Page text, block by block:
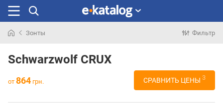
раньше
Зонты Фильтр
Schwarzwolf CRUX
от 864 грн. СРАВНИТЬ ЦЕНЫ 3